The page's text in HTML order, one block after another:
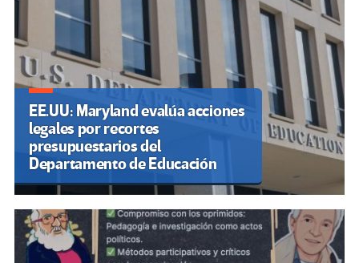
EE.UU: Maryland evalúa acciones
legales por recortes
presupuestarios del
Departamento de Educación